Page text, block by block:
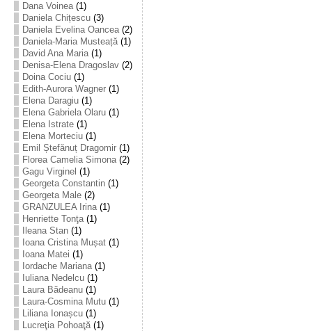
Dana Voinea(1)
Daniela Chițescu(3)
Daniela Evelina Oancea(2)
Daniela-Maria Musteață(1)
David Ana Maria(1)
Denisa-Elena Dragoslav(2)
Doina Cociu(1)
Edith-Aurora Wagner(1)
Elena Daragiu(1)
Elena Gabriela Olaru(1)
Elena Istrate(1)
Elena Morteciu(1)
Emil Ștefănuț Dragomir(1)
Florea Camelia Simona(2)
Gagu Virginel (1)
Georgeta Constantin(1)
Georgeta Male(2)
GRANZULEA Irina(1)
Henriette Tonţa(1)
Ileana Stan(1)
Ioana Cristina Mușat(1)
Ioana Matei (1)
Iordache Mariana(1)
Iuliana Nedelcu(1)
Laura Bădeanu(1)
Laura-Cosmina Mutu(1)
Liliana Ionașcu(1)
Lucreţia Pohoaţă(1)